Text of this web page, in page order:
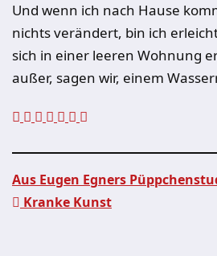
Und wenn ich nach Hause
nichts verändert, bin ich
sich in einer leeren Wohnung
außer, sagen wir, einem
Aus Eugen Egners
Kranke Kunst